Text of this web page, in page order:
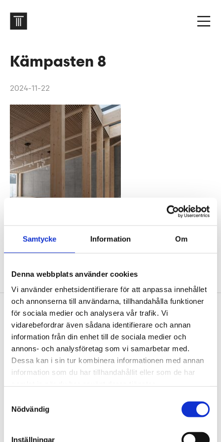
Samtycke Information Om
Denna webbplats använder cookies
Vi använder enhetsidentifierare för att anpassa innehållet
och annonserna till användarna, tillhandahålla funktioner
för sociala medier och analysera vår trafik. Vi
vidarebefordrar även sådana identifierare och annan
information från din enhet till de sociala medier och
annons- och analysföretag som vi samarbetar med.
Dessa kan i sin tur kombinera informationen med annan
information som du har tillhandahållit eller som de har
Nödvändig
Inställningar
Kämpasten 8
2024-11-22
Kämpasten. Foto: Erik Lefvander
Footer
Contact us
Welcome to Tengbom! Whatever your question or
enquiry, we look forward to hearing from you.
that strenghtens our clients as well as our society.